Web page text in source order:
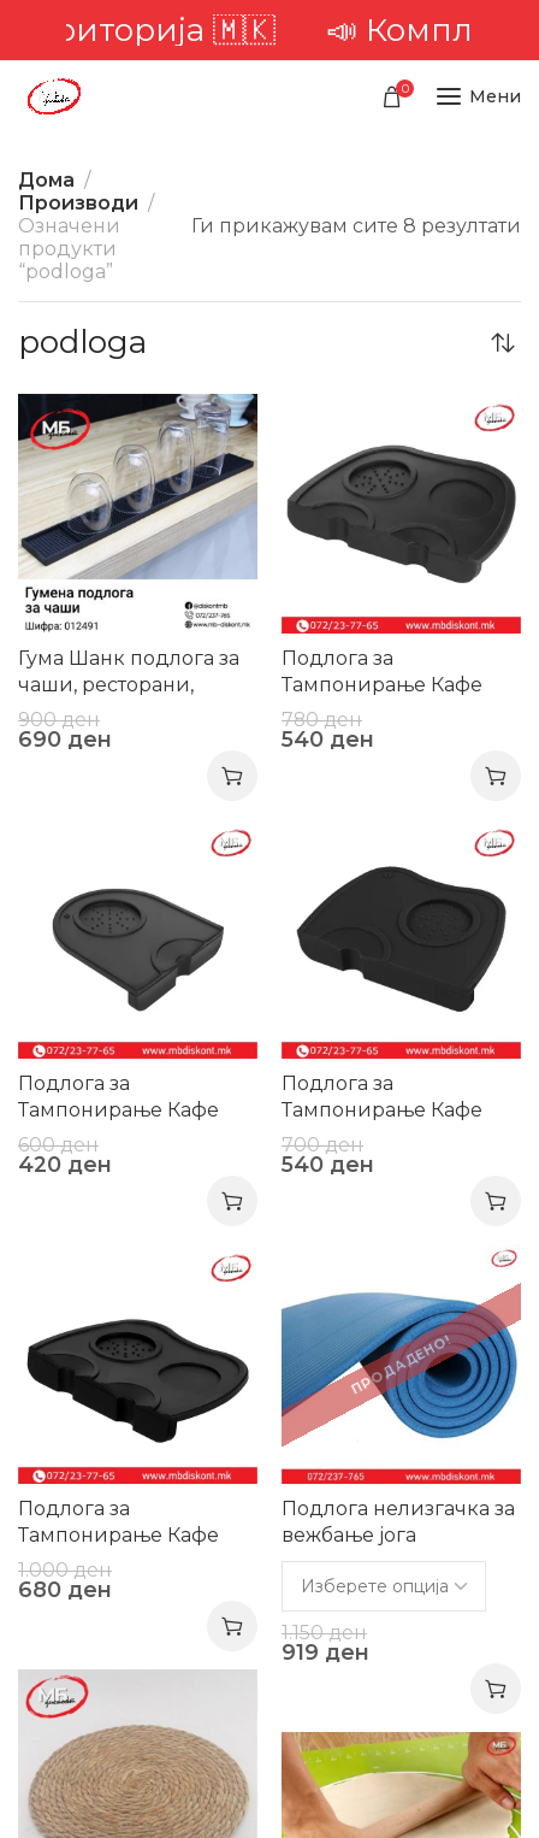
територија 🇲🇰 📣
0 Мени
Дома
Производи
Означени
продукти
“podloga”
Ги прикажувам сите 8 резултати
podloga
-23%
Гума Шанк подлога за
чаши, ресторани,
барови
900ден
690 ден
Подлога за
Тaмпонирање Кафе
780ден
540 ден
Подлога за
Тампонирање Кафе
“Solo”
600ден
420 ден
Подлога за
Тампонирање Кафе
“Barista”
700ден
540 ден
Подлога за
Тампонирање Кафе
“Toto”
1.000ден
680 ден
ПРОДАДЕНО!
Подлога нелизгачка за
вежбање јога
1.150ден
919 ден
-50%
-1%